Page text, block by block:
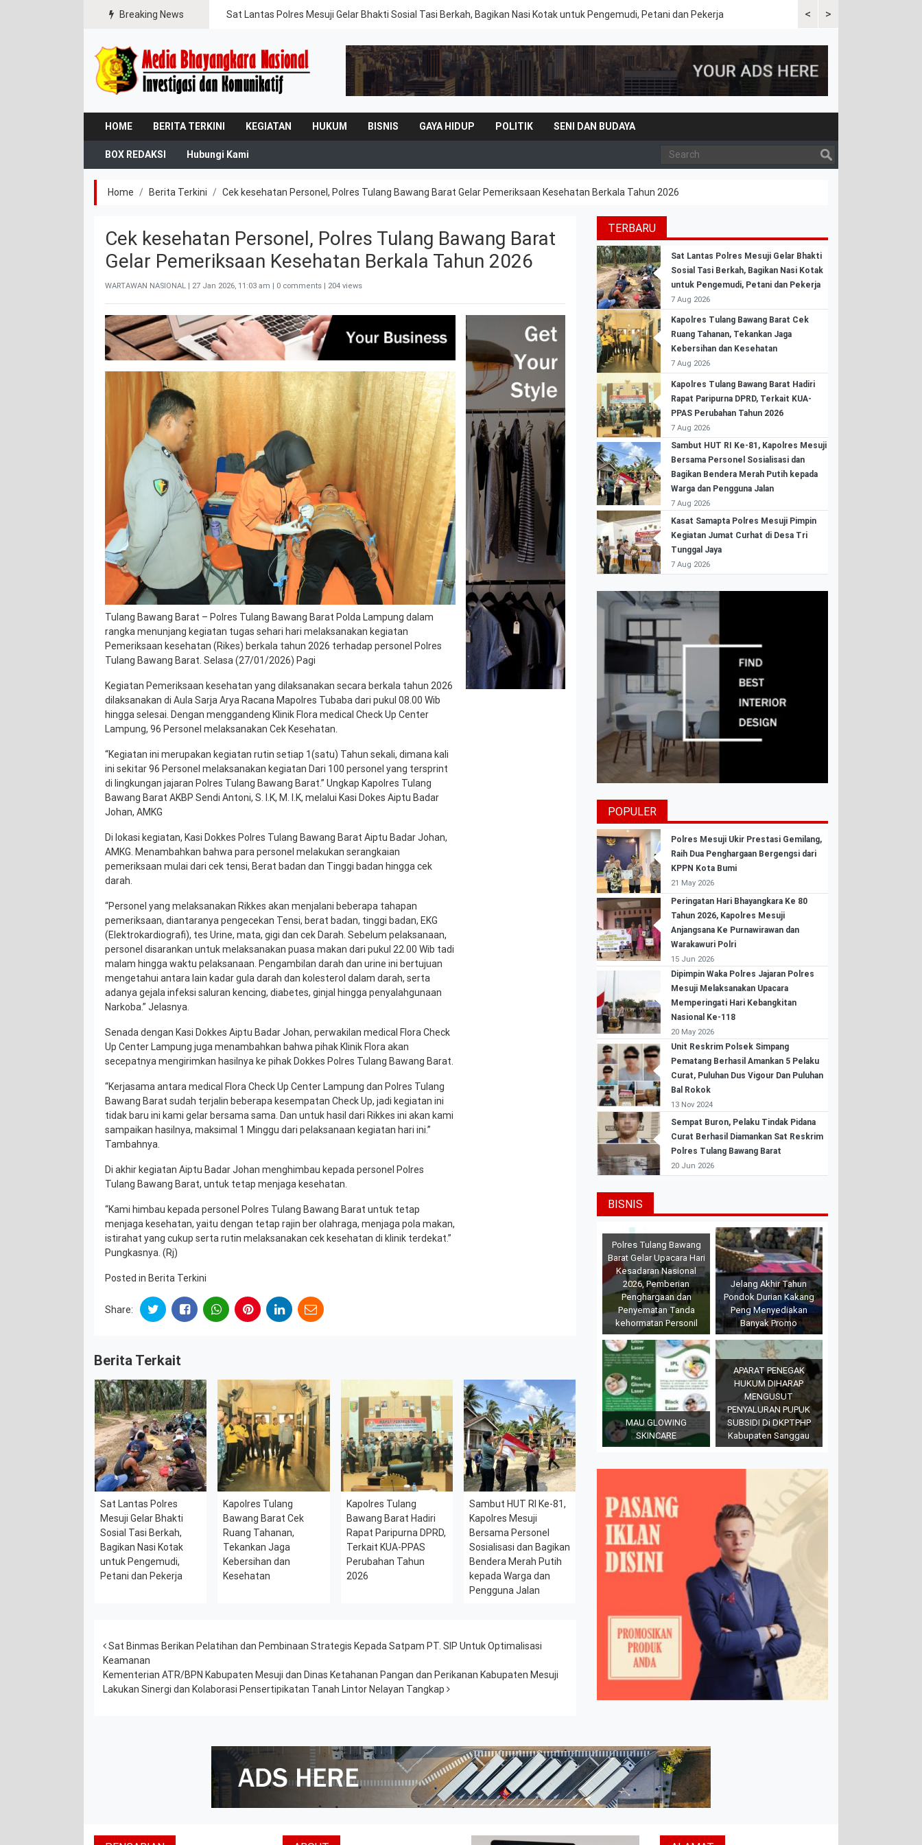
Breaking News <
Sat Lantas Polres Mesuji Gelar Bhakti Sosial Tasi Berkah, Bagikan Nasi Kotak untuk Pengemudi, Petani dan Pekerja Kapolres Tulang Bawang
>
HOME BERITA TERKINI KEGIATAN HUKUM BISNIS GAYA HIDUP POLITIK SENI DAN BUDAYA
BOX REDAKSI Hubungi Kami
Home Berita Terkini Cek kesehatan Personel, Polres Tulang Bawang Barat Gelar Pemeriksaan Kesehatan Berkala Tahun 2026
Cek kesehatan Personel, Polres Tulang Bawang Barat
Gelar Pemeriksaan Kesehatan Berkala Tahun 2026
WARTAWAN NASIONAL | 27 Jan 2026, 11:03 am | 0 comments | 204 views
Tulang Bawang Barat – Polres Tulang Bawang Barat Polda Lampung dalam
rangka menunjang kegiatan tugas sehari hari melaksanakan kegiatan
Pemeriksaan kesehatan (Rikes) berkala tahun 2026 terhadap personel Polres
Tulang Bawang Barat. Selasa (27/01/2026) Pagi
Kegiatan Pemeriksaan kesehatan yang dilaksanakan secara berkala tahun 2026
dilaksanakan di Aula Sarja Arya Racana Mapolres Tubaba dari pukul 08.00 Wib
hingga selesai. Dengan menggandeng Klinik Flora medical Check Up Center
Lampung, 96 Personel melaksanakan Cek Kesehatan.
“Kegiatan ini merupakan kegiatan rutin setiap 1(satu) Tahun sekali, dimana kali
ini sekitar 96 Personel melaksanakan kegiatan Dari 100 personel yang tersprint
di lingkungan jajaran Polres Tulang Bawang Barat.” Ungkap Kapolres Tulang
Bawang Barat AKBP Sendi Antoni, S. I.K, M. I.K, melalui Kasi Dokes Aiptu Badar
Johan, AMKG
Di lokasi kegiatan, Kasi Dokkes Polres Tulang Bawang Barat Aiptu Badar Johan,
AMKG. Menambahkan bahwa para personel melakukan serangkaian
pemeriksaan mulai dari cek tensi, Berat badan dan Tinggi badan hingga cek
darah.
“Personel yang melaksanakan Rikkes akan menjalani beberapa tahapan
pemeriksaan, diantaranya pengecekan Tensi, berat badan, tinggi badan, EKG
(Elektrokardiografi), tes Urine, mata, gigi dan cek Darah. Sebelum pelaksanaan,
personel disarankan untuk melaksanakan puasa makan dari pukul 22.00 Wib tadi
malam hingga waktu pelaksanaan. Pengambilan darah dan urine ini bertujuan
mengetahui antara lain kadar gula darah dan kolesterol dalam darah, serta
adanya gejala infeksi saluran kencing, diabetes, ginjal hingga penyalahgunaan
Narkoba.” Jelasnya.
Senada dengan Kasi Dokkes Aiptu Badar Johan, perwakilan medical Flora Check
Up Center Lampung juga menambahkan bahwa pihak Klinik Flora akan
secepatnya mengirimkan hasilnya ke pihak Dokkes Polres Tulang Bawang Barat.
“Kerjasama antara medical Flora Check Up Center Lampung dan Polres Tulang
Bawang Barat sudah terjalin beberapa kesempatan Check Up, jadi kegiatan ini
tidak baru ini kami gelar bersama sama. Dan untuk hasil dari Rikkes ini akan kami
sampaikan hasilnya, maksimal 1 Minggu dari pelaksanaan kegiatan hari ini.”
Tambahnya.
Di akhir kegiatan Aiptu Badar Johan menghimbau kepada personel Polres
Tulang Bawang Barat, untuk tetap menjaga kesehatan.
“Kami himbau kepada personel Polres Tulang Bawang Barat untuk tetap
menjaga kesehatan, yaitu dengan tetap rajin ber olahraga, menjaga pola makan,
istirahat yang cukup serta rutin melaksanakan cek kesehatan di klinik terdekat.”
Pungkasnya. (Rj)
Posted in Berita Terkini
Share:
Berita Terkait
Sat Lantas Polres
Mesuji Gelar Bhakti
Sosial Tasi Berkah,
Bagikan Nasi Kotak
untuk Pengemudi,
Petani dan Pekerja
Kapolres Tulang
Bawang Barat Cek
Ruang Tahanan,
Tekankan Jaga
Kebersihan dan
Kesehatan
Kapolres Tulang
Bawang Barat Hadiri
Rapat Paripurna DPRD,
Terkait KUA-PPAS
Perubahan Tahun
2026
Sambut HUT RI Ke-81,
Kapolres Mesuji
Bersama Personel
Sosialisasi dan Bagikan
Bendera Merah Putih
kepada Warga dan
Pengguna Jalan
Post navigation
Sat Binmas Berikan Pelatihan dan Pembinaan Strategis Kepada Satpam PT. SIP Untuk Optimalisasi
Keamanan
Kementerian ATR/BPN Kabupaten Mesuji dan Dinas Ketahanan Pangan dan Perikanan Kabupaten Mesuji
Lakukan Sinergi dan Kolaborasi Pensertipikatan Tanah Lintor Nelayan Tangkap
TERBARU
Sat Lantas Polres Mesuji Gelar Bhakti
Sosial Tasi Berkah, Bagikan Nasi Kotak
untuk Pengemudi, Petani dan Pekerja
7 Aug 2026
Kapolres Tulang Bawang Barat Cek
Ruang Tahanan, Tekankan Jaga
Kebersihan dan Kesehatan
7 Aug 2026
Kapolres Tulang Bawang Barat Hadiri
Rapat Paripurna DPRD, Terkait KUA-
PPAS Perubahan Tahun 2026
7 Aug 2026
Sambut HUT RI Ke-81, Kapolres Mesuji
Bersama Personel Sosialisasi dan
Bagikan Bendera Merah Putih kepada
Warga dan Pengguna Jalan
7 Aug 2026
Kasat Samapta Polres Mesuji Pimpin
Kegiatan Jumat Curhat di Desa Tri
Tunggal Jaya
7 Aug 2026
POPULER
Polres Mesuji Ukir Prestasi Gemilang,
Raih Dua Penghargaan Bergengsi dari
KPPN Kota Bumi
21 May 2026
Peringatan Hari Bhayangkara Ke 80
Tahun 2026, Kapolres Mesuji
Anjangsana Ke Purnawirawan dan
Warakawuri Polri
15 Jun 2026
Dipimpin Waka Polres Jajaran Polres
Mesuji Melaksanakan Upacara
Memperingati Hari Kebangkitan
Nasional Ke-118
20 May 2026
Unit Reskrim Polsek Simpang
Pematang Berhasil Amankan 5 Pelaku
Curat, Puluhan Dus Vigour Dan Puluhan
Bal Rokok
13 Nov 2024
Sempat Buron, Pelaku Tindak Pidana
Curat Berhasil Diamankan Sat Reskrim
Polres Tulang Bawang Barat
20 Jun 2026
BISNIS
Polres Tulang Bawang
Barat Gelar Upacara Hari
Kesadaran Nasional
2026, Pemberian
Penghargaan dan
Penyematan Tanda
kehormatan Personil
Jelang Akhir Tahun
Pondok Durian Kakang
Peng Menyediakan
Banyak Promo
MAU GLOWING
SKINCARE
APARAT PENEGAK
HUKUM DIHARAP
MENGUSUT
PENYALURAN PUPUK
SUBSIDI Di DKPTPHP
Kabupaten Sanggau